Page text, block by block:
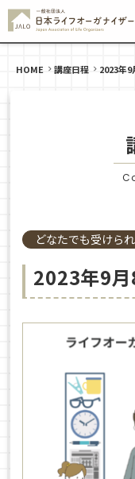
HOME 講座日程 2023年9
どなたでも受けら
2023年9月